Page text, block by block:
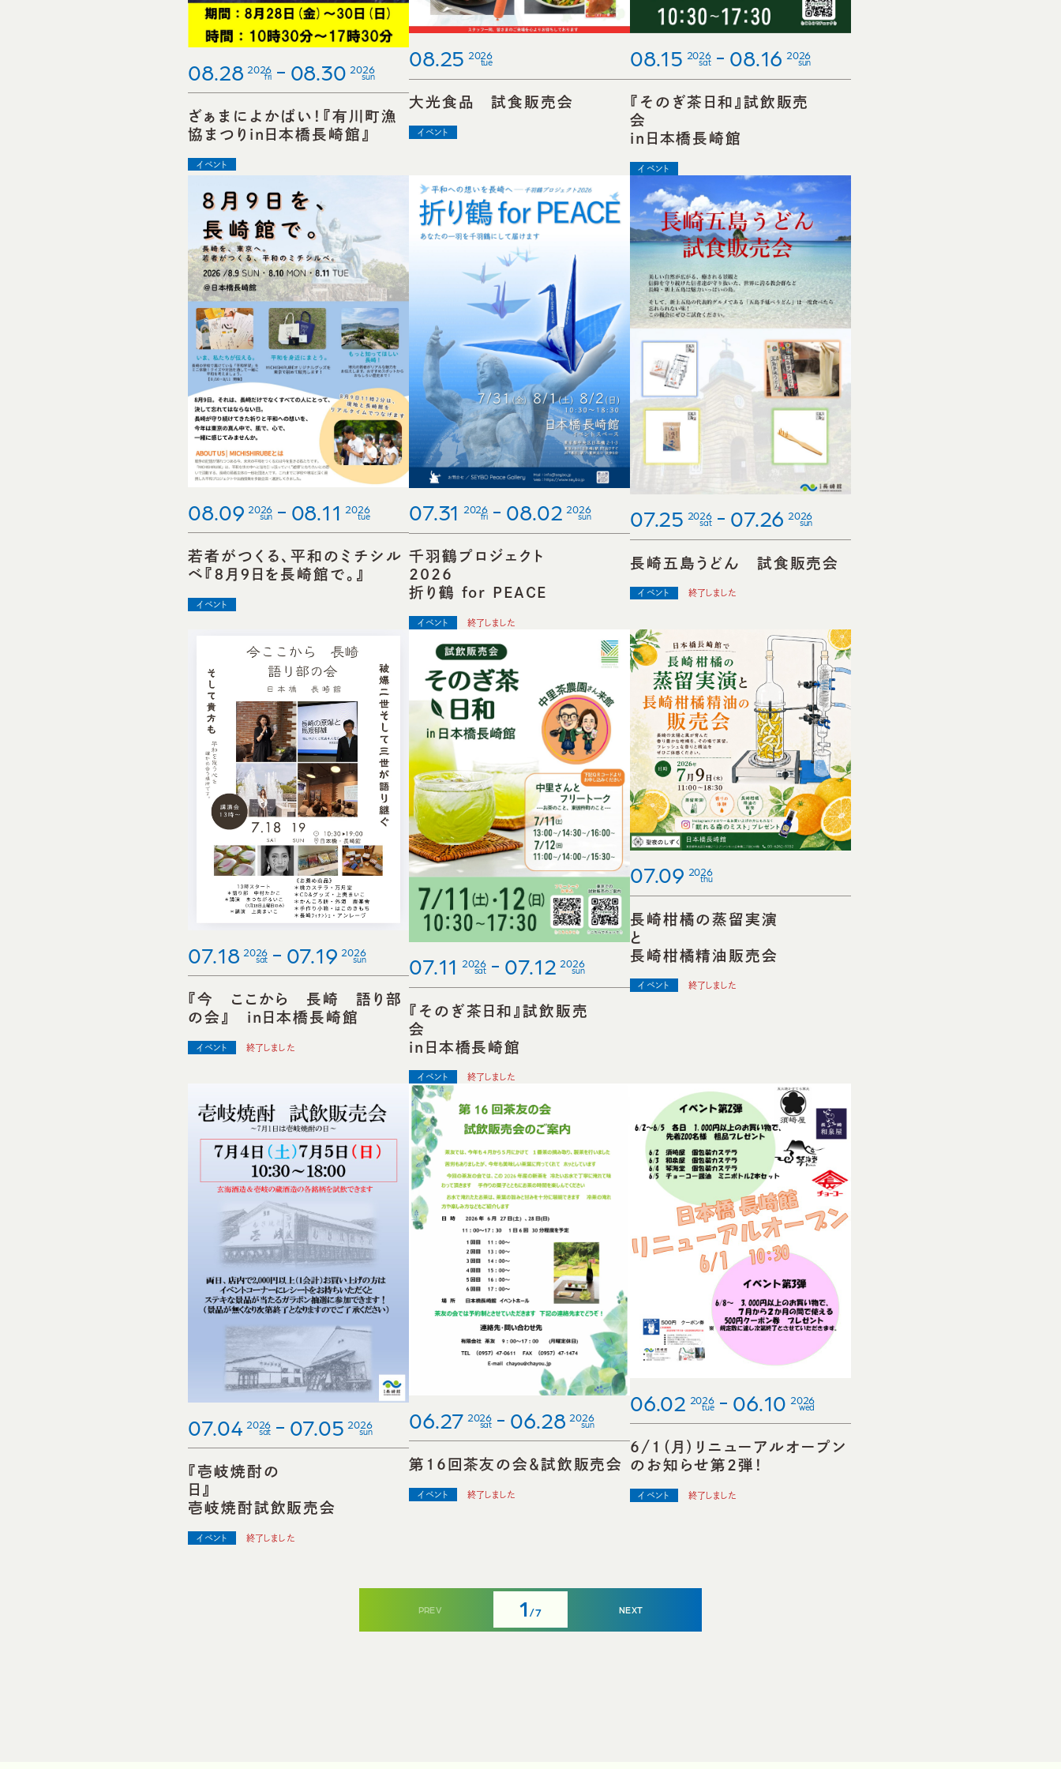
08.28 2026
fri 08.30 2026
sun
ざぁまによかばい！『有川町漁
協まつりin日本橋長崎館』
イベント
08.25 2026
tue
大光食品 試食販売会
イベント
08.15 2026
sat 08.16 2026
sun
『そのぎ茶日和』試飲販売
会
in日本橋長崎館
イベント
08.09 2026
sun 08.11 2026
tue
若者がつくる、平和のミチシル
ベ『８月９日を長崎館で。』
イベント
07.31 2026
fri 08.02 2026
sun
千羽鶴プロジェクト
2026
折り鶴 for PEACE
イベント 終了しました
07.25 2026
sat 07.26 2026
sun
長崎五島うどん 試食販売会
イベント 終了しました
07.18 2026
sat 07.19 2026
sun
『今 ここから 長崎 語り部
の会』 in日本橋長崎館
イベント 終了しました
07.11 2026
sat 07.12 2026
sun
『そのぎ茶日和』試飲販売
会
in日本橋長崎館
イベント 終了しました
07.09 2026
thu
長崎柑橘の蒸留実演
と
長崎柑橘精油販売会
イベント 終了しました
07.04 2026
sat 07.05 2026
sun
『壱岐焼酎の
日』
壱岐焼酎試飲販売会
イベント 終了しました
06.27 2026
sat 06.28 2026
sun
第16回茶友の会＆試飲販売会
イベント 終了しました
06.02 2026
tue 06.10 2026
wed
6/1（月）リニューアルオープン
のお知らせ第2弾！
イベント 終了しました
PREV 1/7 NEXT